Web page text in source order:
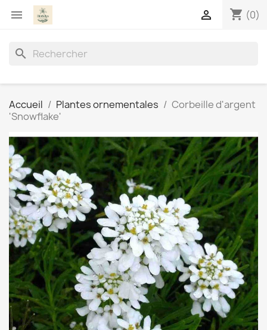
 shopping_cart (0)

search
Accueil Plantes ornementales
Corbeille d'argent
'Snowflake'